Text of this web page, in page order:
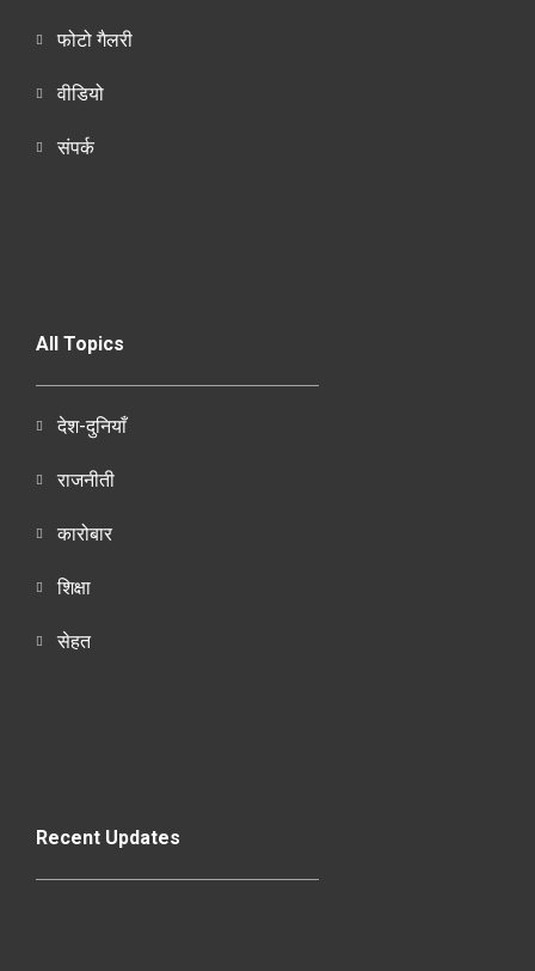
फोटो गैलरी
वीडियो
संपर्क
All Topics
देश-दुनियाँ
राजनीती
कारोबार
शिक्षा
सेहत
Recent Updates